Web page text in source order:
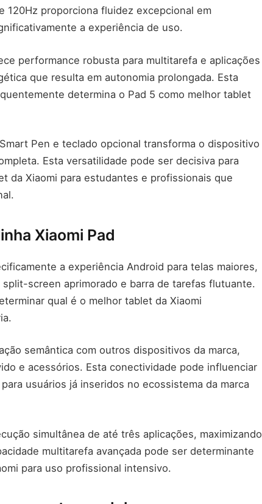
120Hz proporciona fluidez excepcional em
a experiência de uso.
performance robusta para multitarefa e aplicações
que resulta em autonomia prolongada. Esta
determina o Pad 5 como melhor tablet
Pen e teclado opcional transforma o dispositivo
Esta versatilidade pode ser decisiva para
da Xiaomi para estudantes e profissionais que
Xiaomi Pad
a experiência Android para telas maiores,
screen aprimorado e barra de tarefas flutuante.
qual é o melhor tablet da Xiaomi
semântica com outros dispositivos da marca,
e acessórios. Esta conectividade pode influenciar
usuários já inseridos no ecossistema da marca
simultânea de até três aplicações, maximizando
multitarefa avançada pode ser determinante
para uso profissional intensivo.